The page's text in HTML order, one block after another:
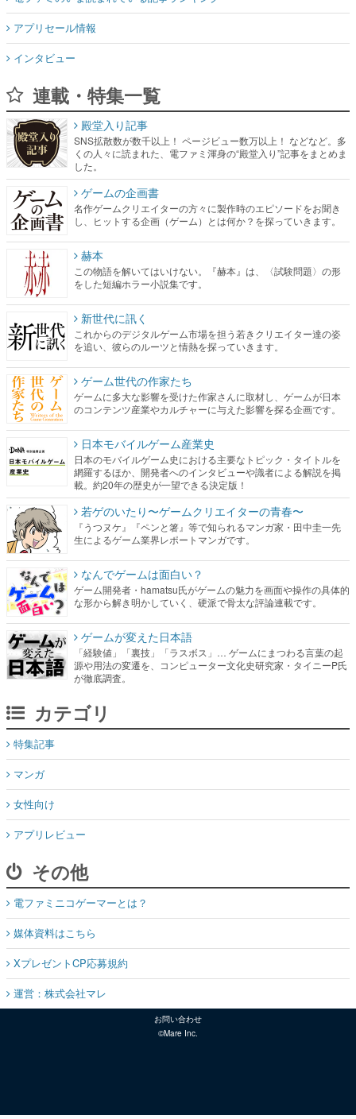
アプリセール情報
インタビュー
連載・特集一覧
殿堂入り記事
SNS拡散数が数千以上！ ページビュー数万以上！ などなど。多
くの人々に読まれた、電ファミ渾身の“殿堂入り”記事をまとめま
した。
ゲームの企画書
名作ゲームクリエイターの方々に製作時のエピソードをお聞き
し、ヒットする企画（ゲーム）とは何か？を探っていきます。
赫本
この物語を解いてはいけない。『赫本』は、〈試験問題〉の形
をした短編ホラー小説集です。
新世代に訊く
これからのデジタルゲーム市場を担う若きクリエイター達の姿
を追い、彼らのルーツと情熱を探っていきます。
ゲーム世代の作家たち
ゲームに多大な影響を受けた作家さんに取材し、ゲームが日本
のコンテンツ産業やカルチャーに与えた影響を探る企画です。
日本モバイルゲーム産業史
日本のモバイルゲーム史における主要なトピック・タイトルを
網羅するほか、開発者へのインタビューや識者による解説を掲
載。約20年の歴史が一望できる決定版！
若ゲのいたり〜ゲームクリエイターの青春〜
『うつヌケ』『ペンと箸』等で知られるマンガ家・田中圭一先
生によるゲーム業界レポートマンガです。
なんでゲームは面白い？
ゲーム開発者・hamatsu氏がゲームの魅力を画面や操作の具体的
な形から解き明かしていく、硬派で骨太な評論連載です。
ゲームが変えた日本語
「経験値」「裏技」「ラスボス」… ゲームにまつわる言葉の起
源や用法の変遷を、コンピューター文化史研究家・タイニーP氏
が徹底調査。
カテゴリ
特集記事
マンガ
女性向け
アプリレビュー
その他
電ファミニコゲーマーとは？
媒体資料はこちら
XプレゼントCP応募規約
運営：株式会社マレ
お問い合わせ
©Mare Inc.